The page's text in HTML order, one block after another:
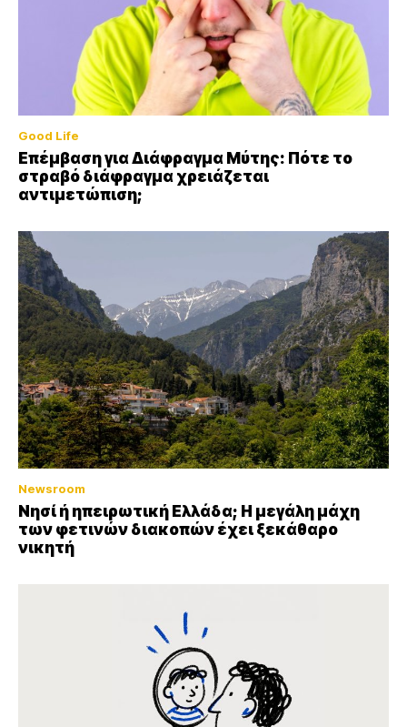
Good Life
Επέμβαση για Διάφραγμα Μύτης: Πότε το
στραβό διάφραγμα χρειάζεται
αντιμετώπιση;
Newsroom
Νησί ή ηπειρωτική Ελλάδα; Η μεγάλη μάχη
των φετινών διακοπών έχει ξεκάθαρο
νικητή